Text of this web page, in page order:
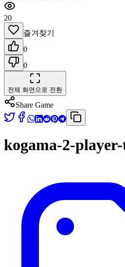
20
즐겨찾기
0
0
전체 화면으로 전환
Share Game
kogama-2-